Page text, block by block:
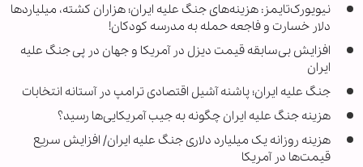
نیویورک‌تایمز: هزینه‌های جنگ علیه ایران؛ هزاران کشته، میلیاردها
دلار خسارت و فاجعه حمله به مدرسه کودکان!
افزایش بی‌سابقه قیمت دیزل در آمریکا و جهان در پی جنگ علیه
ایران
جنگ علیه ایران؛ پاشنه آشیل اقتصادی ترامپ در آستانه انتخابات
هزینه جنگ علیه ایران چگونه به جیب آمریکایی‌ها رسید؟
هزینه روزانه یک میلیارد دلاری جنگ علیه ایران/ افزایش سریع
قیمت‌ها در آمریکا